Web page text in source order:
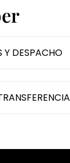
Y DESPACHO